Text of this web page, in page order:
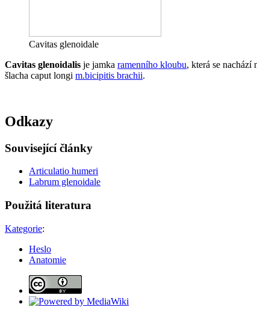
Cavitas glenoidale
Cavitas glenoidalis je jamka ramenního kloubu, která se nachází
šlacha caput longi m.bicipitis brachii.
Odkazy
Související články
Articulatio humeri
Labrum glenoidale
Použitá literatura
Kategorie:
Heslo
Anatomie